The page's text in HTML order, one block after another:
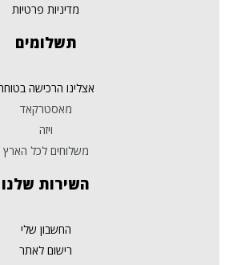
מדיניות פרטיות
תשלומים
אצלינו הרכישה
מאסטרקאד
ויזה
משלוחים לכל הארץ
השירות שלנו
החשבון שלי
רישום לאתר